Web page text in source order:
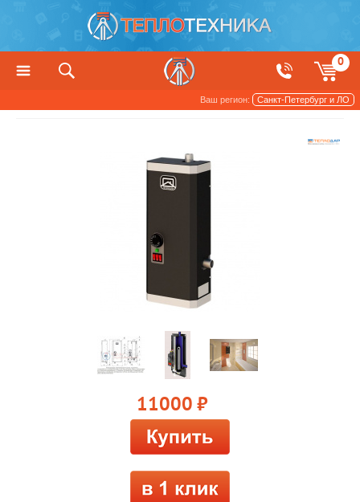
0
Ваш регион: Санкт-Петербург и ЛО
11000 руб.